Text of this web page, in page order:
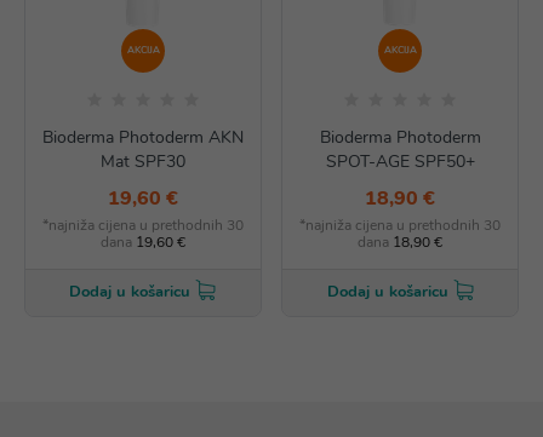
AKCIJA
Bioderma Photoderm AKN
Mat SPF30
19,60 €
*najniža cijena u prethodnih 30
dana 19,60 €
Dodaj u košaricu
AKCIJA
Bioderma Photoderm
SPOT-AGE SPF50+
18,90 €
*najniža cijena u prethodnih 30
dana 18,90 €
Dodaj u košaricu